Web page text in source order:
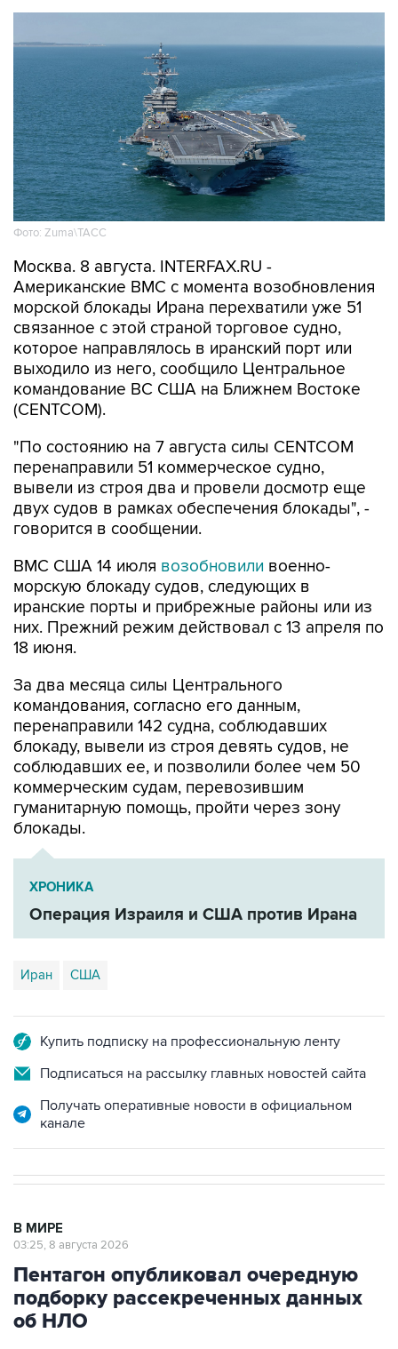
Фото: Zuma\ТАСС
Москва. 8 августа. INTERFAX.RU -
Американские ВМС с момента возобновления
морской блокады Ирана перехватили уже 51
связанное с этой страной торговое судно,
которое направлялось в иранский порт или
выходило из него, сообщило Центральное
командование ВС США на Ближнем Востоке
(CENTCOM).
"По состоянию на 7 августа силы CENTCOM
перенаправили 51 коммерческое судно,
вывели из строя два и провели досмотр еще
двух судов в рамках обеспечения блокады", -
говорится в сообщении.
ВМС США 14 июля возобновили военно-
морскую блокаду судов, следующих в
иранские порты и прибрежные районы или из
них. Прежний режим действовал с 13 апреля по
18 июня.
За два месяца силы Центрального
командования, согласно его данным,
перенаправили 142 судна, соблюдавших
блокаду, вывели из строя девять судов, не
соблюдавших ее, и позволили более чем 50
коммерческим судам, перевозившим
гуманитарную помощь, пройти через зону
блокады.
ХРОНИКА
Операция Израиля и США против Ирана
Иран США
Купить подписку на профессиональную ленту
Подписаться на рассылку главных новостей сайта
Получать оперативные новости в официальном
канале
В МИРЕ
03:25, 8 августа 2026
Пентагон опубликовал очередную
подборку рассекреченных данных
об НЛО